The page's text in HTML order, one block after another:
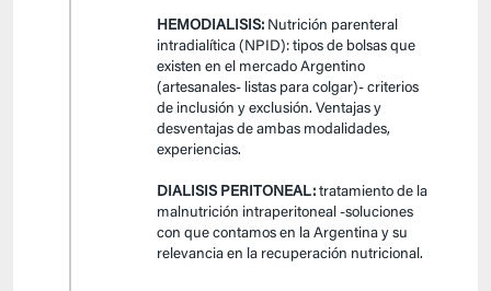
HEMODIALISIS: Nutrición parenteral
intradialítica (NPID): tipos de bolsas que
existen en el mercado Argentino
(artesanales- listas para colgar)- criterios
de inclusión y exclusión. Ventajas y
desventajas de ambas modalidades,
experiencias.
DIALISIS PERITONEAL: tratamiento de la
malnutrición intraperitoneal -soluciones
con que contamos en la Argentina y su
relevancia en la recuperación nutricional.